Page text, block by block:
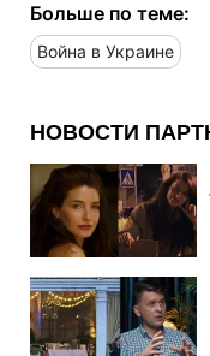
Больше по теме:
Война в Украине